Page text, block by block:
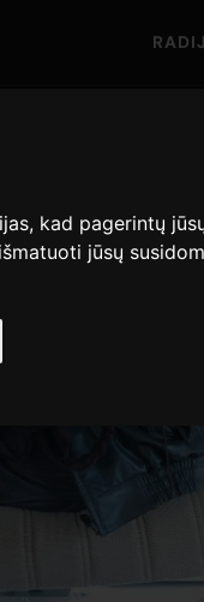
kad pagerintų
išmatuoti jūsų